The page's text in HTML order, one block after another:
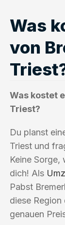
Was
von
Was kostet
Triest?
Du planst
Triest und
Keine
dich! Als
Pabst
diese
genauen